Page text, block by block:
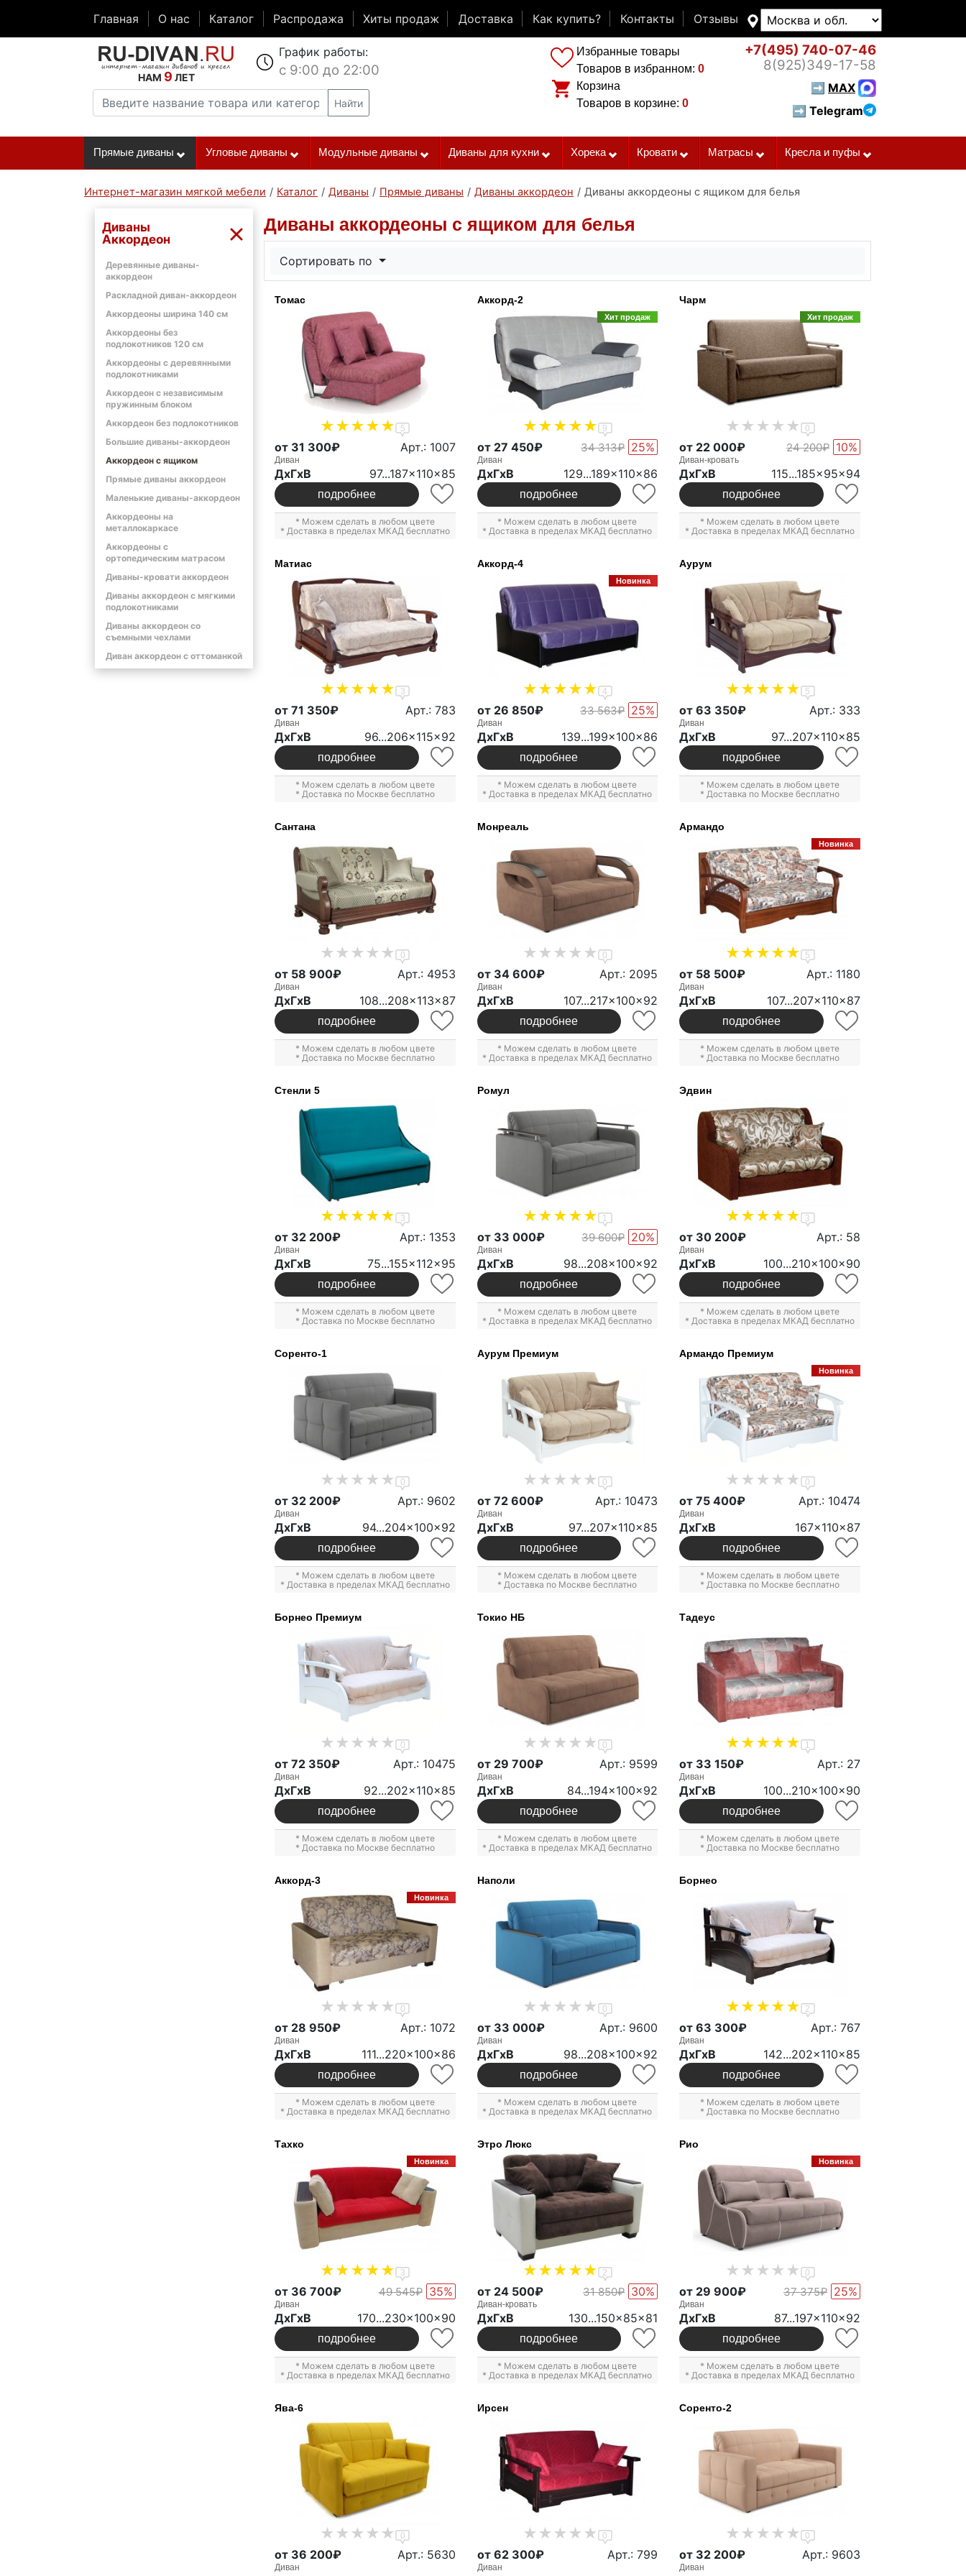
Главная О нас Каталог Распродажа Хиты продаж Доставка Как купить? Контакты Отзывы
НАМ 9 ЛЕТ
График работы:
с 9:00 до 22:00
Найти
Избранные товары
Товаров в избранном: 0
Корзина
Товаров в корзине: 0
+7(495) 740-07-46
8(925)349-17-58
➡ MAX
➡ Telegram
Прямые диваны Угловые диваны Модульные диваны Диваны для кухни Хорека Кровати Матрасы Кресла и пуфы
Интернет-магазин мягкой мебели / Каталог / Диваны / Прямые диваны / Диваны аккордеон / Диваны аккордеоны с ящиком для белья
Диваны
Аккордеон
Деревянные диваны-
аккордеон
Раскладной диван-аккордеон
Аккордеоны ширина 140 см
Аккордеоны без
подлокотников 120 см
Аккордеоны с деревянными
подлокотниками
Аккордеон с независимым
пружинным блоком
Аккордеон без подлокотников
Большие диваны-аккордеон
Аккордеон с ящиком
Прямые диваны аккордеон
Маленькие диваны-аккордеон
Аккордеоны на
металлокаркасе
Аккордеоны с
ортопедическим матрасом
Диваны-кровати аккордеон
Диваны аккордеон с мягкими
подлокотниками
Диваны аккордеон со
съемными чехлами
Диван аккордеон с оттоманкой
Диваны аккордеоны с ящиком для белья
Сортировать по
Томас
5
от 31 300₽ Арт.: 1007
Диван
ДxГxВ 97...187x110x85
подробнее
* Можем сделать в любом цвете
* Доставка в пределах МКАД бесплатно
Аккорд-2
Хит продаж
9
от 27 450₽ 34 313₽ 25%
Диван
ДxГxВ 129...189x110x86
подробнее
* Можем сделать в любом цвете
* Доставка в пределах МКАД бесплатно
Чарм
Хит продаж
0
от 22 000₽ 24 200₽ 10%
Диван-кровать
ДxГxВ 115...185x95x94
подробнее
* Можем сделать в любом цвете
* Доставка в пределах МКАД бесплатно
Матиас
3
от 71 350₽ Арт.: 783
Диван
ДxГxВ 96...206x115x92
подробнее
* Можем сделать в любом цвете
* Доставка по Москве бесплатно
Аккорд-4
Новинка
4
от 26 850₽ 33 563₽ 25%
Диван
ДxГxВ 139...199x100x86
подробнее
* Можем сделать в любом цвете
* Доставка в пределах МКАД бесплатно
Аурум
5
от 63 350₽ Арт.: 333
Диван
ДxГxВ 97...207x110x85
подробнее
* Можем сделать в любом цвете
* Доставка по Москве бесплатно
Сантана
0
от 58 900₽ Арт.: 4953
Диван
ДxГxВ 108...208x113x87
подробнее
* Можем сделать в любом цвете
* Доставка по Москве бесплатно
Монреаль
0
от 34 600₽ Арт.: 2095
Диван
ДxГxВ 107...217x100x92
подробнее
* Можем сделать в любом цвете
* Доставка в пределах МКАД бесплатно
Армандо
Новинка
5
от 58 500₽ Арт.: 1180
Диван
ДxГxВ 107...207x110x87
подробнее
* Можем сделать в любом цвете
* Доставка по Москве бесплатно
Стенли 5
3
от 32 200₽ Арт.: 1353
Диван
ДxГxВ 75...155x112x95
подробнее
* Можем сделать в любом цвете
* Доставка по Москве бесплатно
Ромул
1
от 33 000₽ 39 600₽ 20%
Диван
ДxГxВ 98...208x100x92
подробнее
* Можем сделать в любом цвете
* Доставка в пределах МКАД бесплатно
Эдвин
3
от 30 200₽ Арт.: 58
Диван
ДxГxВ 100...210x100x90
подробнее
* Можем сделать в любом цвете
* Доставка в пределах МКАД бесплатно
Соренто-1
0
от 32 200₽ Арт.: 9602
Диван
ДxГxВ 94...204x100x92
подробнее
* Можем сделать в любом цвете
* Доставка в пределах МКАД бесплатно
Аурум Премиум
0
от 72 600₽ Арт.: 10473
Диван
ДxГxВ 97...207x110x85
подробнее
* Можем сделать в любом цвете
* Доставка по Москве бесплатно
Армандо Премиум
Новинка
0
от 75 400₽ Арт.: 10474
Диван
ДxГxВ 167x110x87
подробнее
* Можем сделать в любом цвете
* Доставка по Москве бесплатно
Борнео Премиум
0
от 72 350₽ Арт.: 10475
Диван
ДxГxВ 92...202x110x85
подробнее
* Можем сделать в любом цвете
* Доставка по Москве бесплатно
Токио НБ
0
от 29 700₽ Арт.: 9599
Диван
ДxГxВ 84...194x100x92
подробнее
* Можем сделать в любом цвете
* Доставка в пределах МКАД бесплатно
Тадеус
1
от 33 150₽ Арт.: 27
Диван
ДxГxВ 100...210x100x90
подробнее
* Можем сделать в любом цвете
* Доставка по Москве бесплатно
Аккорд-3
Новинка
0
от 28 950₽ Арт.: 1072
Диван
ДxГxВ 111...220x100x86
подробнее
* Можем сделать в любом цвете
* Доставка в пределах МКАД бесплатно
Наполи
0
от 33 000₽ Арт.: 9600
Диван
ДxГxВ 98...208x100x92
подробнее
* Можем сделать в любом цвете
* Доставка в пределах МКАД бесплатно
Борнео
2
от 63 300₽ Арт.: 767
Диван
ДxГxВ 142...202x110x85
подробнее
* Можем сделать в любом цвете
* Доставка по Москве бесплатно
Тахко
Новинка
3
от 36 700₽ 49 545₽ 35%
Диван
ДxГxВ 170...230x100x90
подробнее
* Можем сделать в любом цвете
* Доставка в пределах МКАД бесплатно
Этро Люкс
2
от 24 500₽ 31 850₽ 30%
Диван-кровать
ДxГxВ 130...150x85x81
подробнее
* Можем сделать в любом цвете
* Доставка в пределах МКАД бесплатно
Рио
Новинка
0
от 29 900₽ 37 375₽ 25%
Диван
ДxГxВ 87...197x110x92
подробнее
* Можем сделать в любом цвете
* Доставка в пределах МКАД бесплатно
Ява-6
0
от 36 200₽ Арт.: 5630
Диван
Ирсен
0
от 62 300₽ Арт.: 799
Диван
Соренто-2
0
от 32 200₽ Арт.: 9603
Диван